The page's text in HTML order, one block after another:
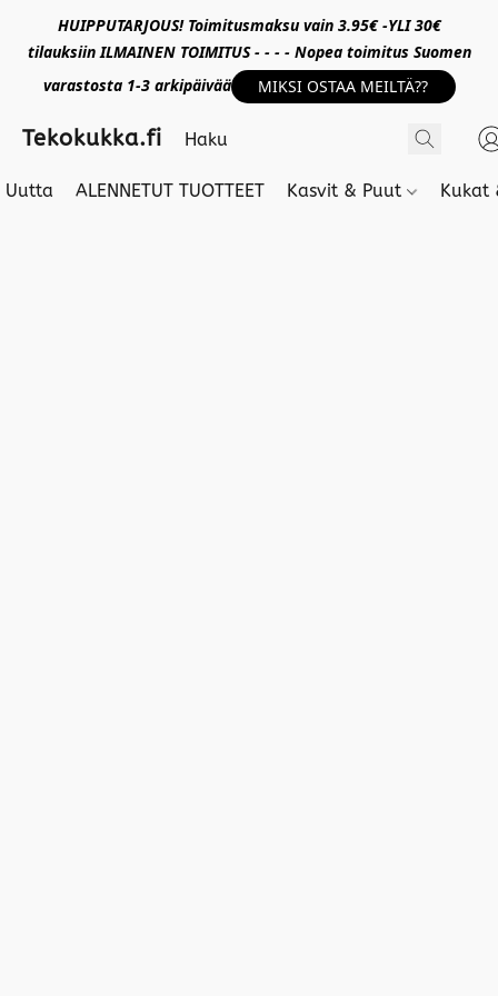
HUIPPUTARJOUS! Toimitusmaksu vain 3.95€ -YLI 30€
tilauksiin ILMAINEN TOIMITUS - - - - Nopea toimitus Suomen
varastosta 1-3 arkipäivää
MIKSI OSTAA MEILTÄ??
Tekokukka.fi
Uutta ALENNETUT TUOTTEET Kasvit & Puut Kukat